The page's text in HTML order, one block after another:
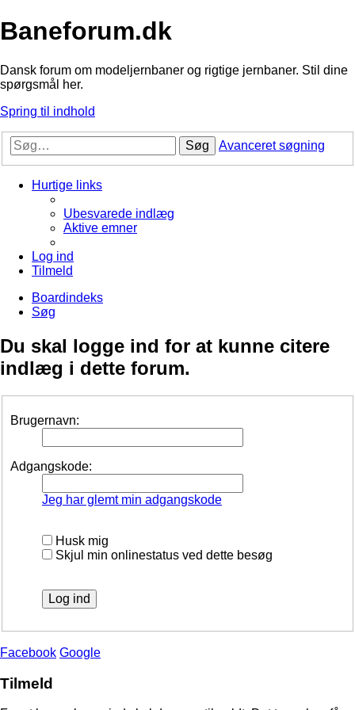
Baneforum.dk
Dansk forum om modeljernbaner og rigtige jernbaner. Stil dine
spørgsmål her.
Spring til indhold
Søg Avanceret søgning
Hurtige links
Ubesvarede indlæg
Aktive emner
Log ind
Tilmeld
Boardindeks
Søg
Du skal logge ind for at kunne citere
indlæg i dette forum.
Brugernavn:
Adgangskode:
Jeg har glemt min adgangskode
Husk mig
Skjul min onlinestatus ved dette besøg
Facebook Google
Tilmeld